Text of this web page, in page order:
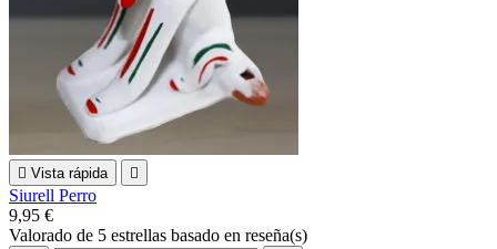
 Vista rápida 
Siurell Perro
9,95 €
Valorado de 5 estrellas basado en reseña(s)